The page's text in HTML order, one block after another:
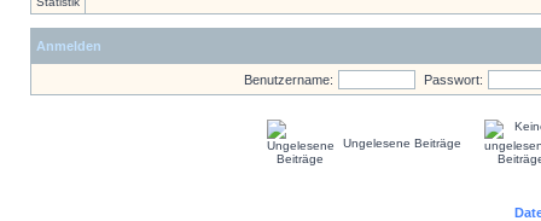
Anmelden
Benutzername: Passwort:
Ungelesene Beiträge